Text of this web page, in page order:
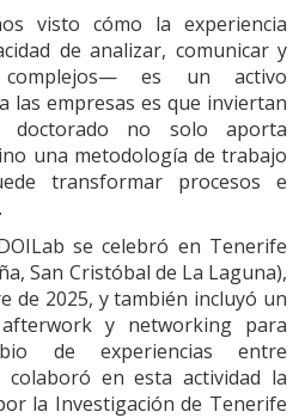
visto cómo la experiencia
de analizar, comunicar y
complejos— es un activo
las empresas es que inviertan
no solo aporta
una metodología de trabajo
transformar procesos e
se celebró en Tenerife
San Cristóbal de La Laguna),
de 2025, y también incluyó un
y networking para
de experiencias entre
colaboró en esta actividad la
la Investigación de Tenerife